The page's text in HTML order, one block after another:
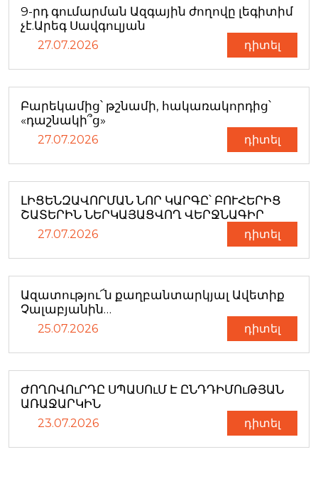
9-րդ գումարման Ազգային ժողովը լեգիտիմ
չէ.Արեգ Սավգուլյան
27.07.2026 դիտել
Բարեկամից՝ թշնամի, հակառակորդից՝
«դաշնակի՞ց»
27.07.2026 դիտել
ԼԻՑԵՆԶԱՎՈՐՄԱՆ ՆՈՐ ԿԱՐԳԸ՝ ԲՈՒՀԵՐԻՑ
ՇԱՏԵՐԻՆ ՆԵՐԿԱՅԱՑՎՈՂ ՎԵՐՋՆԱԳԻՐ
27.07.2026 դիտել
Ազատությու՜ն քաղբանտարկյալ Ավետիք
Չալաբյանին…
25.07.2026 դիտել
ԺՈՂՈՎՈւՐԴԸ ՍՊԱՍՈւՄ Է ԸՆԴԴԻՄՈւԹՅԱՆ
ԱՌԱՋԱՐԿԻՆ
23.07.2026 դիտել